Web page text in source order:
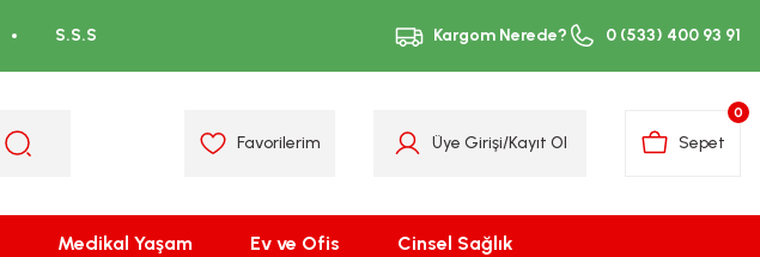
S.S.S Kargom Nerede? 0 (533) 400 93 91
Favorilerim Üye Girişi/Kayıt Ol Sepet
0
Medikal Yaşam Ev ve Ofis Cinsel Sağlık